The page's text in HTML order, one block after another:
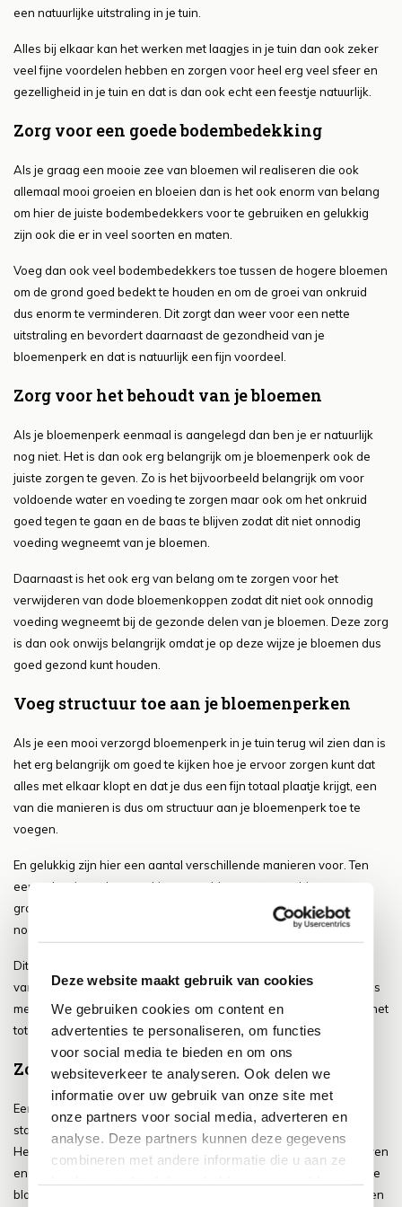
Deze website maakt gebruik van cookies
We gebruiken cookies om content en
advertenties te personaliseren, om functies
voor social media te bieden en om ons
websiteverkeer te analyseren. Ook delen we
informatie over uw gebruik van onze site met
onze partners voor social media, adverteren en
analyse. Deze partners kunnen deze gegevens
combineren met andere informatie die u aan ze
een natuurlijke uitstraling in je tuin.
Alles bij elkaar kan het werken met laagjes in je tuin dan ook zeker
veel fijne voordelen hebben en zorgen voor heel erg veel sfeer en
gezelligheid in je tuin en dat is dan ook echt een feestje natuurlijk.
Zorg voor een goede bodembedekking
Als je graag een mooie zee van bloemen wil realiseren die ook
allemaal mooi groeien en bloeien dan is het ook enorm van belang
om hier de juiste bodembedekkers voor te gebruiken en gelukkig
zijn ook die er in veel soorten en maten.
Voeg dan ook veel bodembedekkers toe tussen de hogere bloemen
om de grond goed bedekt te houden en om de groei van onkruid
dus enorm te verminderen. Dit zorgt dan weer voor een nette
uitstraling en bevordert daarnaast de gezondheid van je
bloemenperk en dat is natuurlijk een fijn voordeel.
Zorg voor het behoudt van je bloemen
Als je bloemenperk eenmaal is aangelegd dan ben je er natuurlijk
nog niet. Het is dan ook erg belangrijk om je bloemenperk ook de
juiste zorgen te geven. Zo is het bijvoorbeeld belangrijk om voor
voldoende water en voeding te zorgen maar ook om het onkruid
goed tegen te gaan en de baas te blijven zodat dit niet onnodig
voeding wegneemt van je bloemen.
Daarnaast is het ook erg van belang om te zorgen voor het
verwijderen van dode bloemenkoppen zodat dit niet ook onnodig
voeding wegneemt bij de gezonde delen van je bloemen. Deze zorg
is dan ook onwijs belangrijk omdat je op deze wijze je bloemen dus
goed gezond kunt houden.
Voeg structuur toe aan je bloemenperken
Als je een mooi verzorgd bloemenperk in je tuin terug wil zien dan is
het erg belangrijk om goed te kijken hoe je ervoor zorgen kunt dat
alles met elkaar klopt en dat je dus een fijn totaal plaatje krijgt, een
van die manieren is dus om structuur aan je bloemenperk toe te
voegen.
En gelukkig zijn hier een aantal verschillende manieren voor. Ten
eerste kun je er dus voor kiezen om bloemen te combineren met
groenblijvende planten en struiken of gewassen toevoegen voor
nog meer structuur aan je bloemenperk.
Dit zorgt dan ook voor een hele fijne en interessante afwisseling
van hoogtes en structuren in je bloemenperk zelfs wanneer er niks
meer in bloei staat en dat is natuurlijk wel heel fijn en prettig voor het
totaal plaatje!
Zorg voor voldoende water en voeding
Een bloemenperk is prachtig om te zien als alle bloemen in goede
staat zijn. Hier is dan ook wel wat werk en onderhoud voor nodig.
Het is dan ook van belang om je bloemen voldoende water te geven
en dan vooral tijdens de drogere periodes. Je wil natuurlijk graag je
bloemen gezond en levendig houden en daarnaast dus ook zorgen